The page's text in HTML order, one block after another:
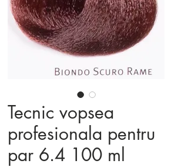
Tecnic vopsea
profesionala pentru
par 6.4 100 ml